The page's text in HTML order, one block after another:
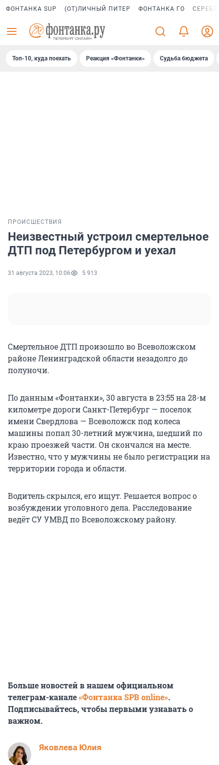
ФОНТАНКА SUP (ОТ)ЛИЧНЫЙ ПИТЕР ФОНТАНКА ГО
Топ-10, куда поехать Реакция «Фонтанки» Судьба бюджета
ПРОИСШЕСТВИЯ
Неизвестный устроил смертельное
ДТП под Петербургом и уехал
31 августа 2023, 10:06 5 913
Смертельное ДТП произошло во Всеволожском
районе Ленинградской области незадолго до
полуночи.
По данным «Фонтанки», 30 августа в 23:55 на 28-м
километре дороги Санкт-Петербург — поселок
имени Свердлова — Всеволожск под колеса
машины попал 30-летний мужчина, шедший по
краю проезжей части. Он скончался на месте.
Известно, что у мужчины не было регистрации на
территории города и области.
Водитель скрылся, его ищут. Решается вопрос о
возбуждении уголовного дела. Расследование
ведёт СУ УМВД по Всеволожскому району.
Больше новостей в нашем официальном
телеграм-канале«Фонтанка SPB online».
Подписывайтесь, чтобы первыми узнавать о
важном.
Яковлева Юлия